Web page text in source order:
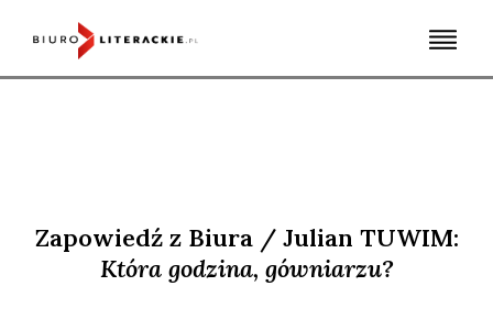
Zapowiedź z Biura / Julian TUWIM:
Która godzina, gówniarzu?